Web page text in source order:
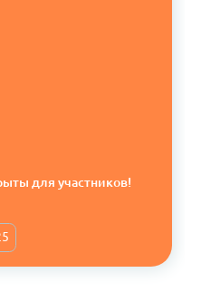
для участников!